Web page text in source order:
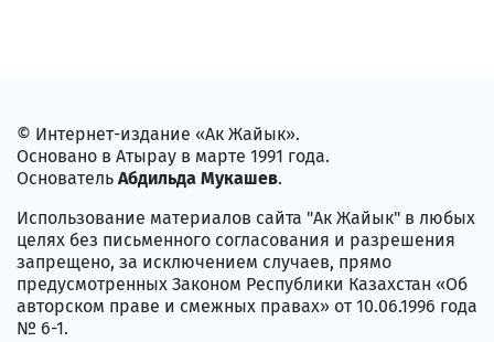
© Интернет-издание «Ак Жайык».
Основано в Атырау в марте 1991 года.
Основатель Абдильда Мукашев.
Использование материалов сайта "Ак Жайык" в любых
целях без письменного согласования и разрешения
запрещено, за исключением случаев, прямо
предусмотренных Законом Республики Казахстан «Об
авторском праве и смежных правах» от 10.06.1996 года
№ 6-1.